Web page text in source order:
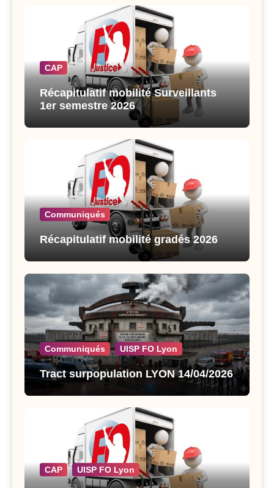
CAP
Récapitulatif mobilité Surveillants
1er semestre 2026
Communiqués
Récapitulatif mobilité gradés 2026
Communiqués UISP FO Lyon
Tract surpopulation LYON 14/04/2026
CAP UISP FO Lyon